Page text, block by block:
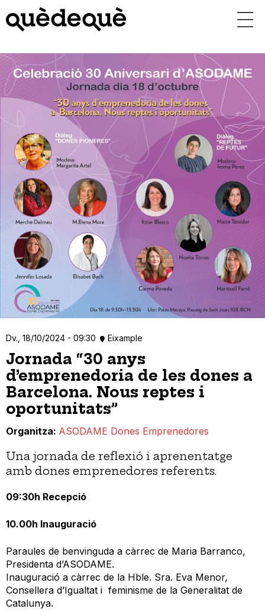
contingut
Dv., 18/10/2024 - 09:30 Eixample
Jornada “30 anys
d’emprenedoria de les dones a
Barcelona. Nous reptes i
oportunitats”
Organitza ASODAME Dones Emprenedores
Una jornada de reflexió i aprenentatge
amb dones emprenedores referents.
09:30h Recepció
10.00h Inauguració
Paraules de benvinguda a càrrec de Maria Barranco,
Presidenta d’ASODAME.
Inauguració a càrrec de la Hble. Sra. Eva Menor,
Consellera d’Igualtat i feminisme de la Generalitat de
Catalunya.